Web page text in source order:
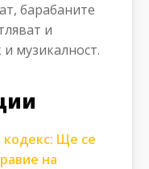
барабаните
и
и музикалност.
Ще се
на